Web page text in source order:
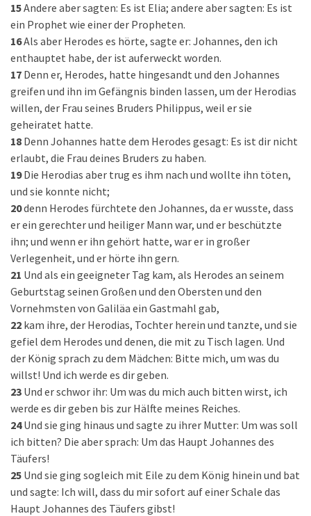
15Andere aber sagten: Es ist Elia; andere aber sagten: Es ist
ein Prophet wie einer der Propheten.
16Als aber Herodes es hörte, sagte er: Johannes, den ich
enthauptet habe, der ist auferweckt worden.
17 Denn er, Herodes, hatte hingesandt und den Johannes
greifen und ihn im Gefängnis binden lassen, um der Herodias
willen, der Frau seines Bruders Philippus, weil er sie
geheiratet hatte.
18 Denn Johannes hatte dem Herodes gesagt: Es ist dir nicht
erlaubt, die Frau deines Bruders zu haben.
19 Die Herodias aber trug es ihm nach und wollte ihn töten,
und sie konnte nicht;
20denn Herodes fürchtete den Johannes, da er wusste, dass
er ein gerechter und heiliger Mann war, und er beschützte
ihn; und wenn er ihn gehört hatte, war er in großer
Verlegenheit, und er hörte ihn gern.
21 Und als ein geeigneter Tag kam, als Herodes an seinem
Geburtstag seinen Großen und den Obersten und den
Vornehmsten von Galiläa ein Gastmahl gab,
22 kam ihre, der Herodias, Tochter herein und tanzte, und sie
gefiel dem Herodes und denen, die mit zu Tisch lagen. Und
der König sprach zu dem Mädchen: Bitte mich, um was du
willst! Und ich werde es dir geben.
23 Und er schwor ihr: Um was du mich auch bitten wirst, ich
werde es dir geben bis zur Hälfte meines Reiches.
24 Und sie ging hinaus und sagte zu ihrer Mutter: Um was soll
ich bitten? Die aber sprach: Um das Haupt Johannes des
Täufers!
25 Und sie ging sogleich mit Eile zu dem König hinein und bat
und sagte: Ich will, dass du mir sofort auf einer Schale das
Haupt Johannes des Täufers gibst!